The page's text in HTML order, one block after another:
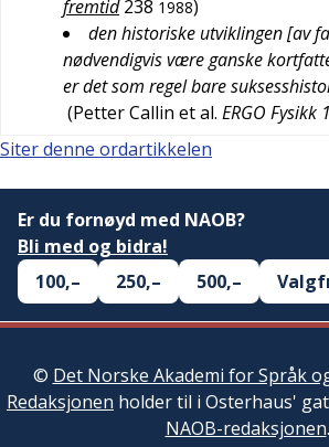
fremtid 238 1988)
den historiske utviklingen [av
nødvendigvis være ganske
er det som regel bare
(Petter Callin et al. ERGO Fysikk
Siter denne ordartikkelen
Er du fornøyd med NAOB?
Bli med og bidra!
100,–
250,– 500,–
© Det Norske Akademi for Språk
Redaksjonen holder til i Osterhaus'
NAOB-redaksjonen.